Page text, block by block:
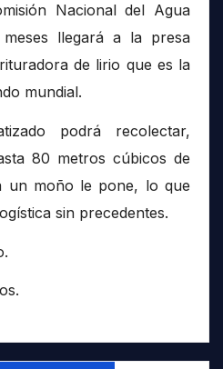
Nacional del Agua
llegará a la presa
de lirio que es la
mundial.
podrá recolectar,
80 metros cúbicos de
un moño le pone, lo que
sin precedentes.